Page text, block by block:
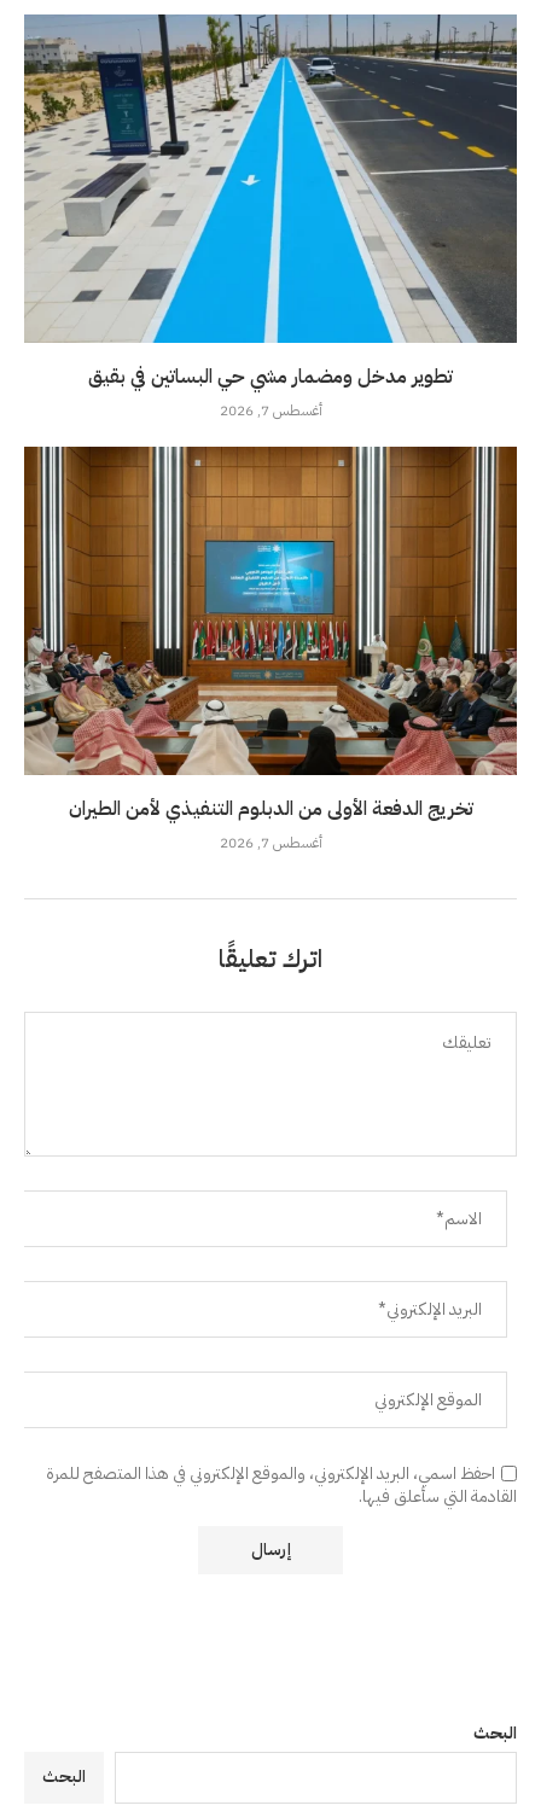
تطوير مدخل ومضمار مشي حي البساتين في بقيق
أغسطس 7, 2026
تخريج الدفعة الأولى من الدبلوم التنفيذي لأمن الطيران
أغسطس 7, 2026
اترك تعليقًا
احفظ اسمي، البريد الإلكتروني، والموقع الإلكتروني في هذا المتصفح للمرة
القادمة التي سأعلق فيها.
البحث
البحث